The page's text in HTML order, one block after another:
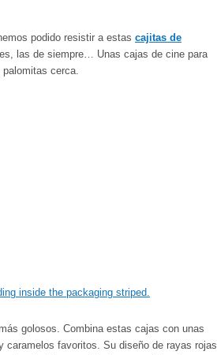
podido resistir a estas cajitas de
las de siempre… Unas cajas de cine para
cerca.
golosos. Combina estas cajas con unas
caramelos favoritos. Su diseño de rayas rojas